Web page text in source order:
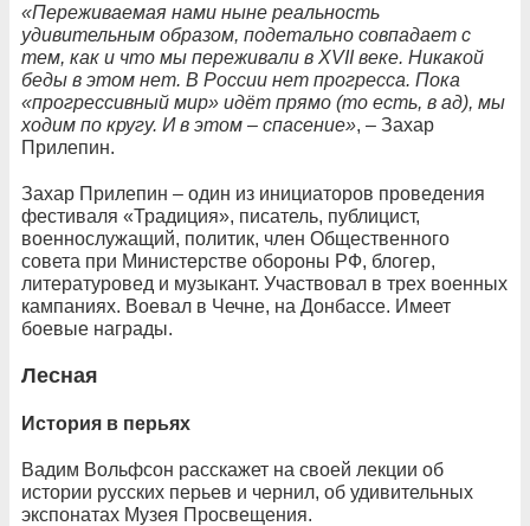
«Переживаемая нами ныне реальность
удивительным образом, подетально совпадает с
тем, как и что мы переживали в XVII веке. Никакой
беды в этом нет. В России нет прогресса. Пока
«прогрессивный мир» идёт прямо (то есть, в ад), мы
ходим по кругу. И в этом – спасение», – Захар
Прилепин.
Захар Прилепин – один из инициаторов проведения
фестиваля «Традиция», писатель, публицист,
военнослужащий, политик, член Общественного
совета при Министерстве обороны РФ, блогер,
литературовед и музыкант. Участвовал в трех военных
кампаниях. Воевал в Чечне, на Донбассе. Имеет
боевые награды.
Лесная
История в перьях
Вадим Вольфсон расскажет на своей лекции об
истории русских перьев и чернил, об удивительных
экспонатах Музея Просвещения.